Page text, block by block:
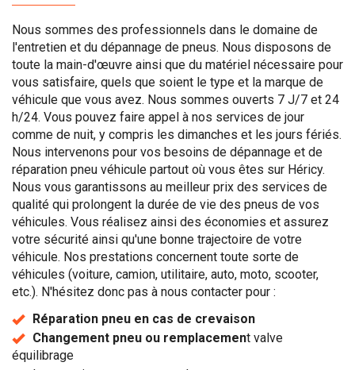
Nous sommes des professionnels dans le domaine de
l'entretien et du dépannage de pneus. Nous disposons de
toute la main-d'œuvre ainsi que du matériel nécessaire pour
vous satisfaire, quels que soient le type et la marque de
véhicule que vous avez. Nous sommes ouverts 7 J/7 et 24
h/24. Vous pouvez faire appel à nos services de jour
comme de nuit, y compris les dimanches et les jours fériés.
Nous intervenons pour vos besoins de dépannage et de
réparation pneu véhicule partout où vous êtes sur Héricy.
Nous vous garantissons au meilleur prix des services de
qualité qui prolongent la durée de vie des pneus de vos
véhicules. Vous réalisez ainsi des économies et assurez
votre sécurité ainsi qu'une bonne trajectoire de votre
véhicule. Nos prestations concernent toute sorte de
véhicules (voiture, camion, utilitaire, auto, moto, scooter,
etc.). N'hésitez donc pas à nous contacter pour :
Réparation pneu en cas de crevaison
Changement pneu ou remplacement valve
équilibrage